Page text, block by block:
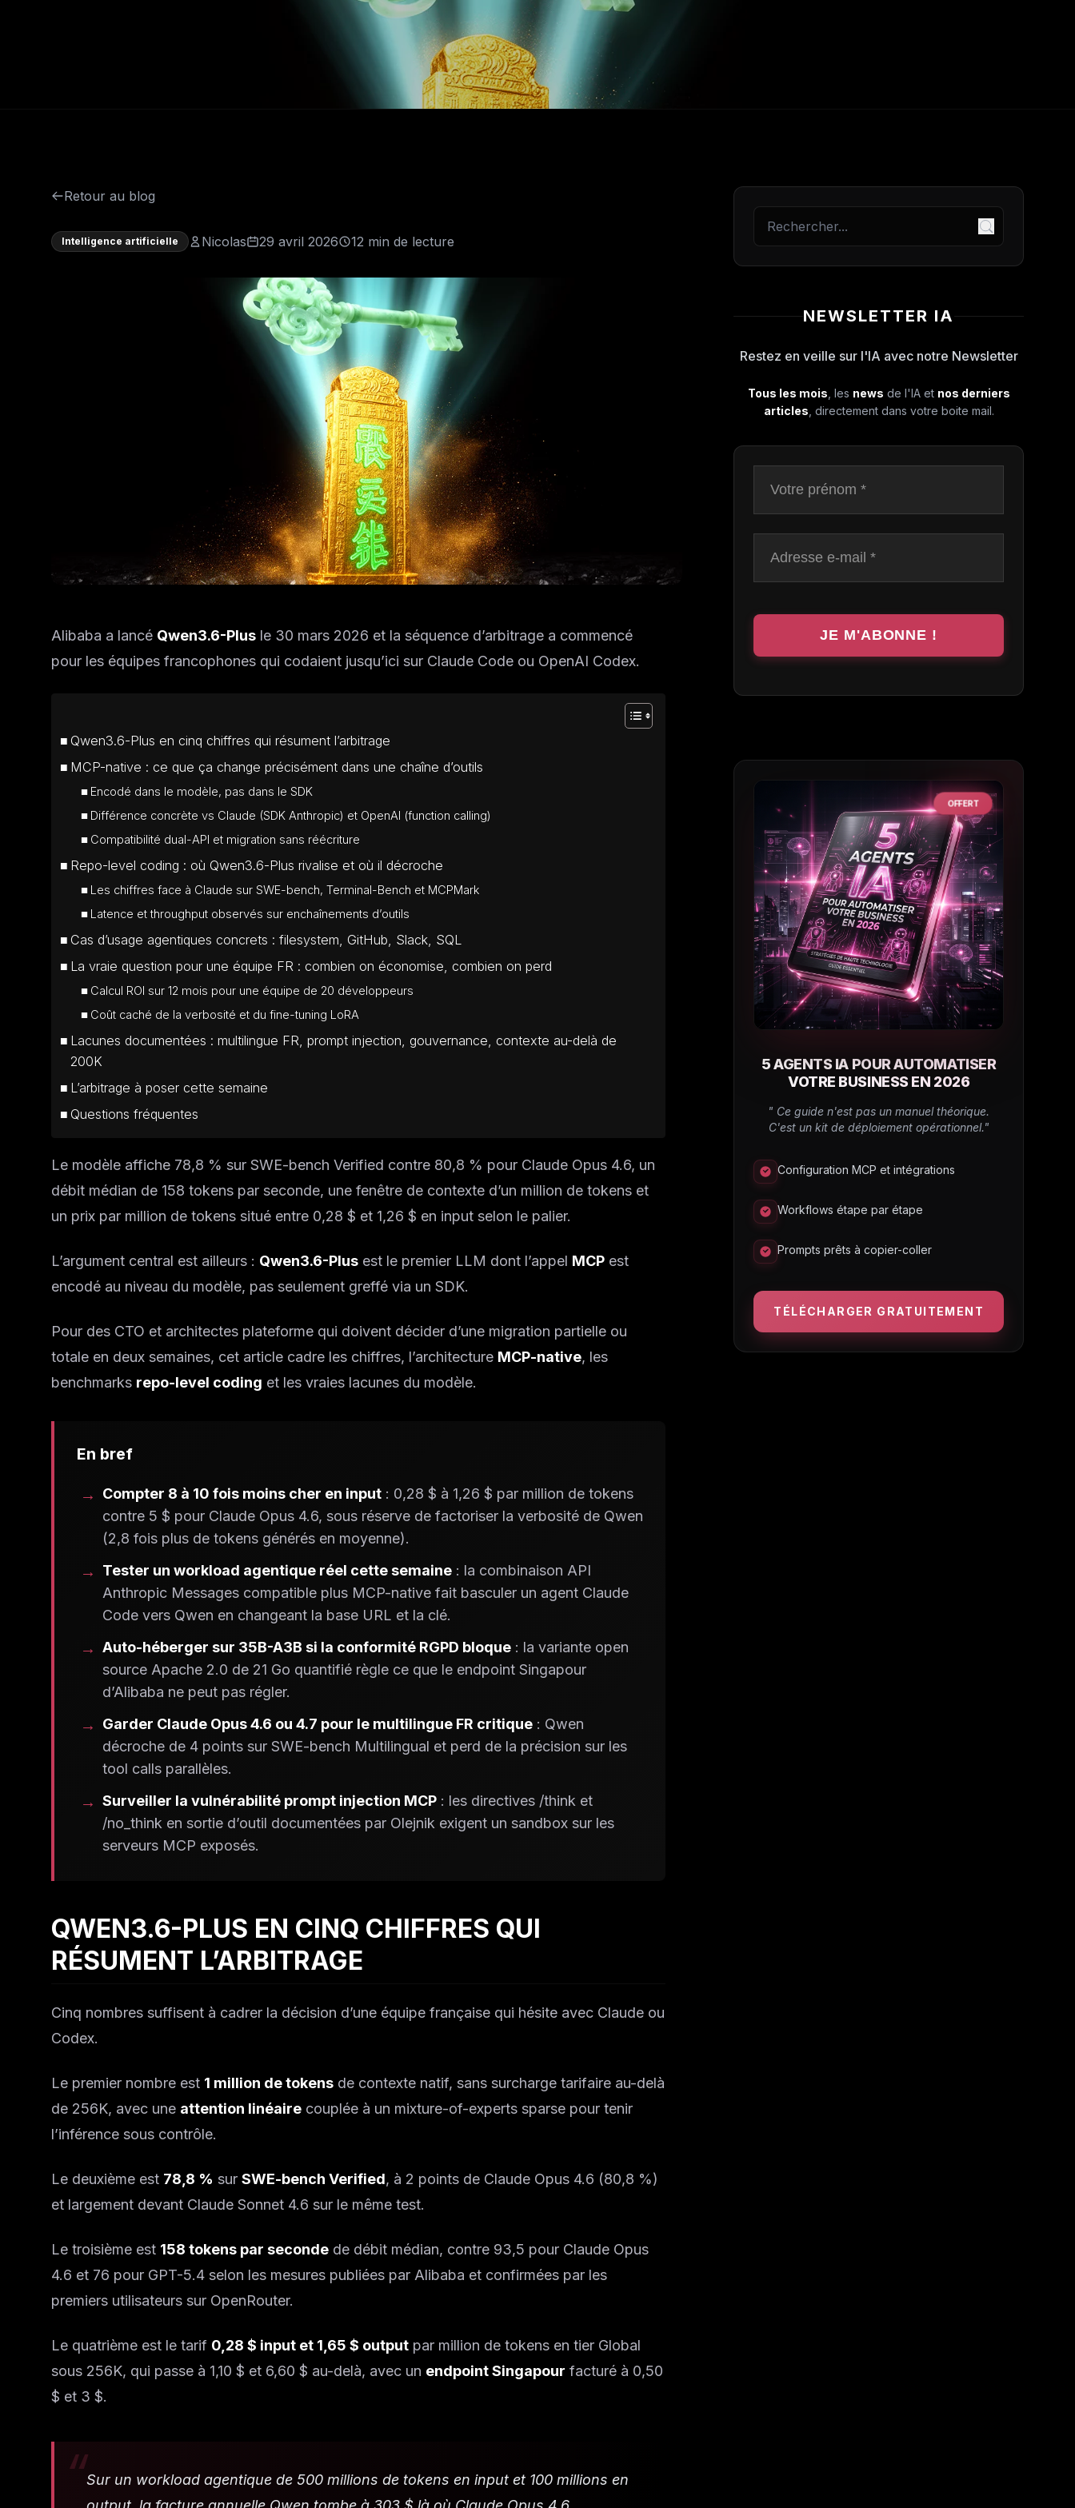
Retour au blog
Intelligence artificielle Nicolas 29 avril 2026 12 min de lecture
Alibaba a lancé Qwen3.6-Plus le 30 mars 2026 et la séquence d’arbitrage a commencé
pour les équipes francophones qui codaient jusqu’ici sur Claude Code ou OpenAI Codex.
Qwen3.6-Plus en cinq chiffres qui résument l’arbitrage
MCP-native : ce que ça change précisément dans une chaîne d’outils
Encodé dans le modèle, pas dans le SDK
Différence concrète vs Claude (SDK Anthropic) et OpenAI (function calling)
Compatibilité dual-API et migration sans réécriture
Repo-level coding : où Qwen3.6-Plus rivalise et où il décroche
Les chiffres face à Claude sur SWE-bench, Terminal-Bench et MCPMark
Latence et throughput observés sur enchaînements d’outils
Cas d’usage agentiques concrets : filesystem, GitHub, Slack, SQL
La vraie question pour une équipe FR : combien on économise, combien on perd
Calcul ROI sur 12 mois pour une équipe de 20 développeurs
Coût caché de la verbosité et du fine-tuning LoRA
Lacunes documentées : multilingue FR, prompt injection, gouvernance, contexte au-delà de
200K
L’arbitrage à poser cette semaine
Questions fréquentes
Le modèle affiche 78,8 % sur SWE-bench Verified contre 80,8 % pour Claude Opus 4.6, un
débit médian de 158 tokens par seconde, une fenêtre de contexte d’un million de tokens et
un prix par million de tokens situé entre 0,28 $ et 1,26 $ en input selon le palier.
L’argument central est ailleurs : Qwen3.6-Plus est le premier LLM dont l’appel MCP est
encodé au niveau du modèle, pas seulement greffé via un SDK.
Pour des CTO et architectes plateforme qui doivent décider d’une migration partielle ou
totale en deux semaines, cet article cadre les chiffres, l’architecture MCP-native, les
benchmarks repo-level coding et les vraies lacunes du modèle.
En bref
Compter 8 à 10 fois moins cher en input : 0,28 $ à 1,26 $ par million de tokens
contre 5 $ pour Claude Opus 4.6, sous réserve de factoriser la verbosité de Qwen
(2,8 fois plus de tokens générés en moyenne).
Tester un workload agentique réel cette semaine : la combinaison API
Anthropic Messages compatible plus MCP-native fait basculer un agent Claude
Code vers Qwen en changeant la base URL et la clé.
Auto-héberger sur 35B-A3B si la conformité RGPD bloque : la variante open
source Apache 2.0 de 21 Go quantifié règle ce que le endpoint Singapour
d’Alibaba ne peut pas régler.
Garder Claude Opus 4.6 ou 4.7 pour le multilingue FR critique : Qwen
décroche de 4 points sur SWE-bench Multilingual et perd de la précision sur les
tool calls parallèles.
Surveiller la vulnérabilité prompt injection MCP : les directives /think et
/no_think en sortie d’outil documentées par Olejnik exigent un sandbox sur les
serveurs MCP exposés.
QWEN3.6-PLUS EN CINQ CHIFFRES QUI
RÉSUMENT L’ARBITRAGE
Cinq nombres suffisent à cadrer la décision d’une équipe française qui hésite avec Claude ou
Codex.
Le premier nombre est 1 million de tokens de contexte natif, sans surcharge tarifaire au-delà
de 256K, avec une attention linéaire couplée à un mixture-of-experts sparse pour tenir
l’inférence sous contrôle.
Le deuxième est 78,8 % sur SWE-bench Verified, à 2 points de Claude Opus 4.6 (80,8 %)
et largement devant Claude Sonnet 4.6 sur le même test.
Le troisième est 158 tokens par seconde de débit médian, contre 93,5 pour Claude Opus
4.6 et 76 pour GPT-5.4 selon les mesures publiées par Alibaba et confirmées par les
premiers utilisateurs sur OpenRouter.
Le quatrième est le tarif 0,28 $ input et 1,65 $ output par million de tokens en tier Global
sous 256K, qui passe à 1,10 $ et 6,60 $ au-delà, avec un endpoint Singapour facturé à 0,50
$ et 3 $.
Sur un workload agentique de 500 millions de tokens en input et 100 millions en
NEWSLETTER IA
Restez en veille sur l'IA avec notre Newsletter
Tous les mois , les news de l'IA et nos derniers
articles , directement dans votre boite mail.
OFFERT
5 AGENTS IA POUR AUTOMATISER
VOTRE BUSINESS EN 2026
" Ce guide n'est pas un manuel théorique.
C'est un kit de déploiement opérationnel."
Configuration MCP et intégrations
Workflows étape par étape
Prompts prêts à copier-coller
TÉLÉCHARGER GRATUITEMENT